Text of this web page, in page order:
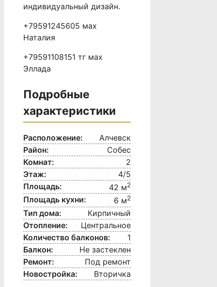
индивидуальный дизайн.
+79591245605 мах
Наталия
+79591108151 тг мах
Эллада
Подробные
характеристики
Расположение:
Алчевск
Район:
Собес
Комнат:
2
Этаж:
4/5
Площадь:
42 м2
Площадь кухни: 6 м2
Тип дома:
Кирпичный
Отопление:
Центральное
Количество балконов:
1
Балкон:
Не застеклен
Ремонт:
Под ремонт
Новостройка:
Вторичка